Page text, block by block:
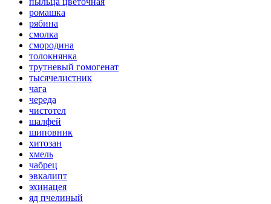
ромашка
рябина
смолка
смородина
толокнянка
трутневый гомогенат
тысячелистник
чага
череда
чистотел
шалфей
шиповник
хитозан
хмель
чабрец
эвкалипт
эхинацея
яд пчелиный